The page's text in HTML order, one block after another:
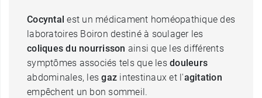
Cocyntal est un médicament homéopathique des
laboratoires Boiron destiné à soulager les
coliques du nourrisson ainsi que les différents
symptômes associés tels que les douleurs
abdominales, lesgaz intestinaux et l'agitation
empêchent un bon sommeil.